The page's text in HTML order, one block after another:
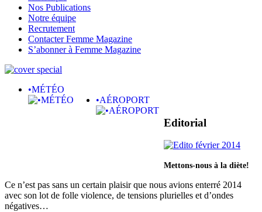
Nos Publications
Notre équipe
Recrutement
Contacter Femme Magazine
S’abonner à Femme Magazine
•MÉTÉO
•AÉROPORT
Editorial
Mettons-nous à la diète!
Ce n’est pas sans un certain plaisir que nous avions enterré 2014
avec son lot de folle violence, de tensions plurielles et d’ondes
négatives…